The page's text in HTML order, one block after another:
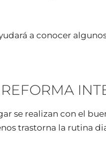
a conocer
se realizan con el
trastorna la rutina